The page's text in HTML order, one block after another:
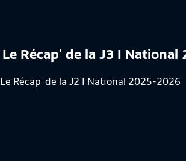
Le Récap' de la J3 I